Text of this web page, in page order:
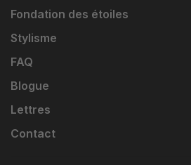
Fondation des étoiles
Stylisme
FAQ
Blogue
Lettres
Contact